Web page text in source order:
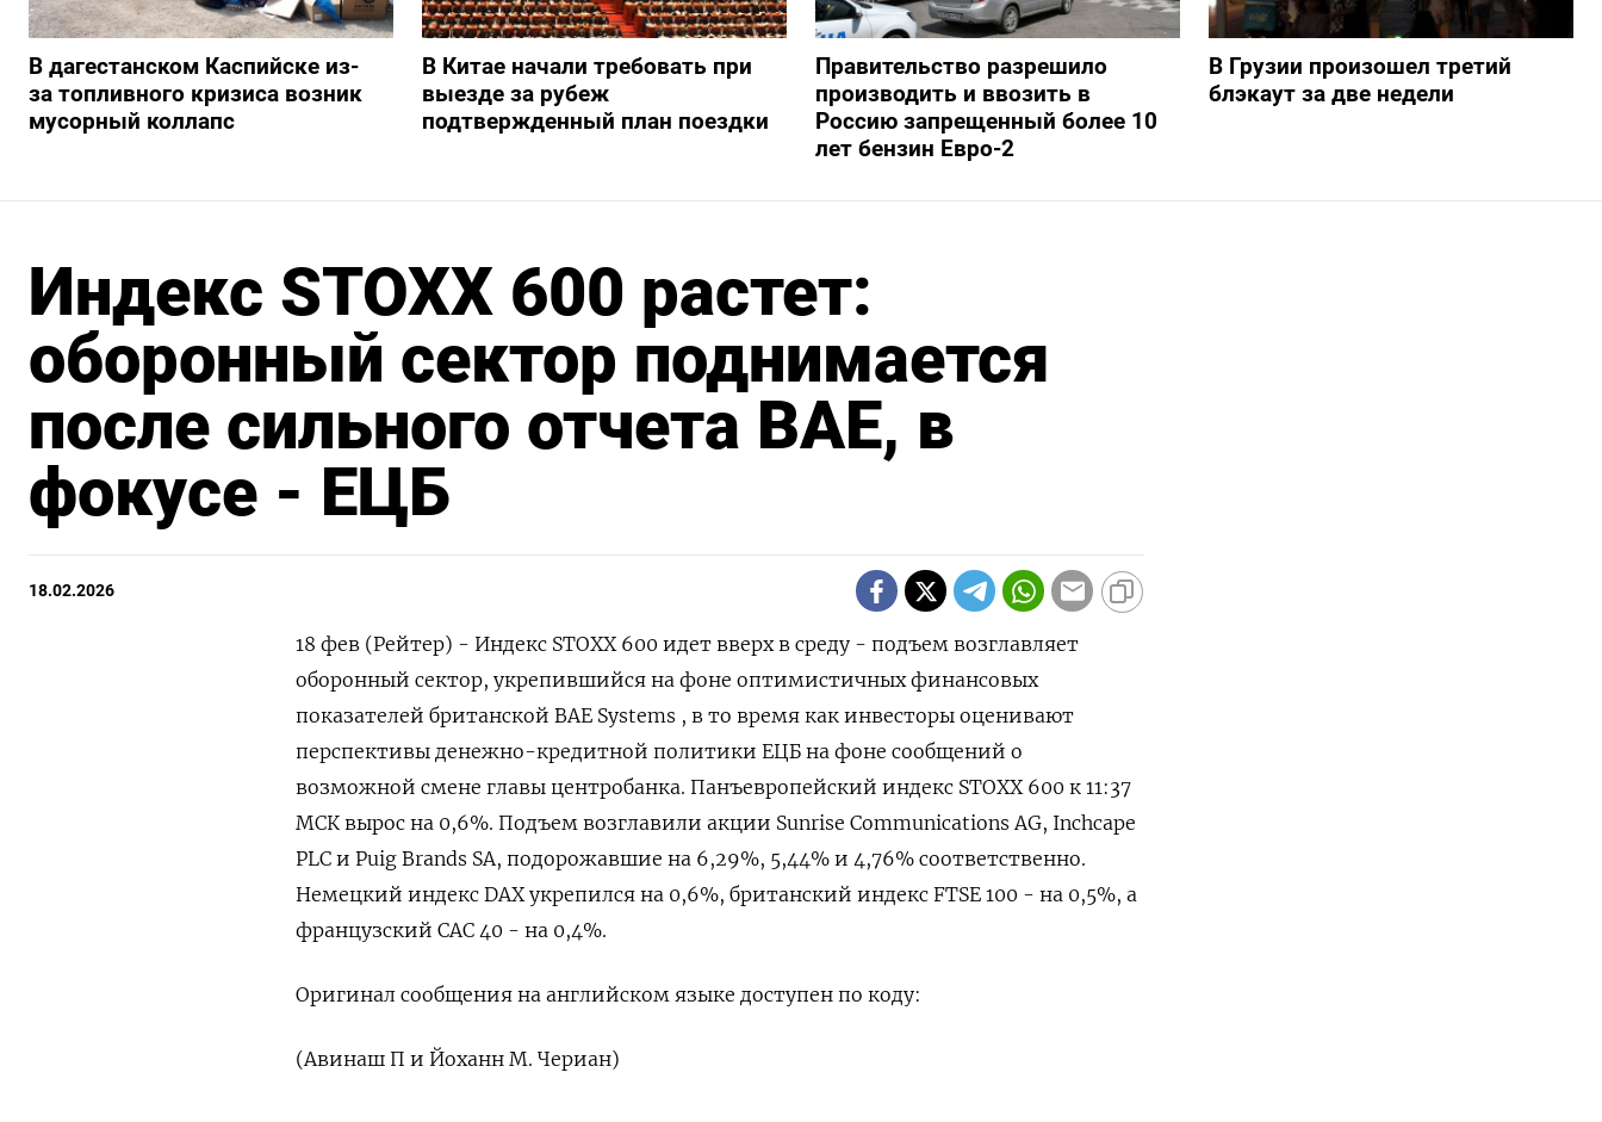
В дагестанском Каспийске из-
за топливного кризиса возник
мусорный коллапс
В Китае начали требовать при
выезде за рубеж
подтвержденный план поездки
Правительство разрешило
производить и ввозить в
Россию запрещенный более 10
лет бензин Евро-2
В Грузии произошел третий
блэкаут за две недели
Индекс STOXX 600 растет:
оборонный сектор поднимается
после сильного отчета BAE, в
фокусе - ЕЦБ
18.02.2026
18 фев (Рейтер) - Индекс STOXX 600 идет вверх в среду - подъем ‌возглавляет
оборонный сектор, укрепившийся на фоне оптимистичных финансовых
показателей британской ​BAE ​Systems , ​в то время ⁠как инвесторы ‌оценивают
перспективы денежно-кредитной ‌политики ЕЦБ на фоне сообщений ​о
возможной смене главы ‌центробанка. Панъевропейский индекс STOXX 600 ​к 11:37
МСК ‌вырос на 0,6%. Подъем возглавили акции Sunrise Communications AG, Inchcape ​
PLC и ​Puig ‌Brands SA, подорожавшие на 6,​29%, 5,44% и 4,76% соответственно.
Немецкий индекс DAX укрепился на 0,6%, британский индекс FTSE 100 - на ​0,5%, ⁠а
французский CAC 40 - на 0,‌4%.
Оригинал сообщения на ‌английском языке доступен по коду:
(​Авинаш П и ‌Йоханн М. Чериан)